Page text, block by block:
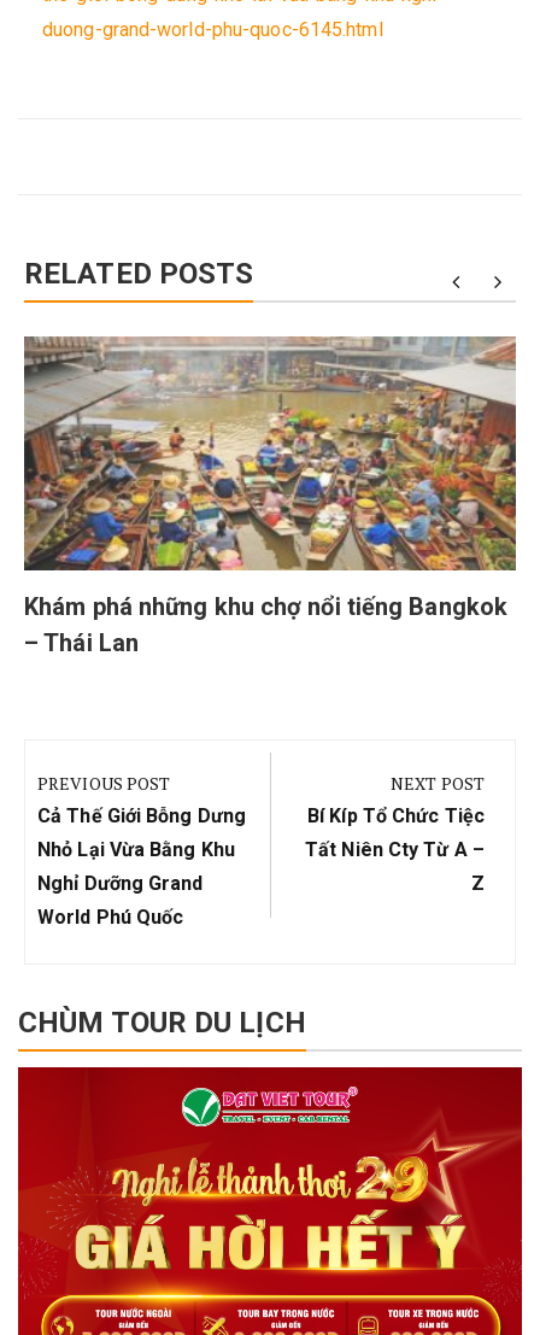
duong-grand-world-phu-quoc-6145.html
RELATED POSTS
Khám phá những khu chợ nổi tiếng Bangkok
– Thái Lan
hướng
bài
viết
PREVIOUS POST
Previous
Post:
Cả Thế Giới Bỗng Dưng
Nhỏ Lại Vừa Bằng Khu
Nghỉ Dưỡng Grand
World Phú Quốc
NEXT POST
Next
Post:
Bí Kíp Tổ Chức Tiệc
Tất Niên Cty Từ A –
Z
CHÙM TOUR DU LỊCH